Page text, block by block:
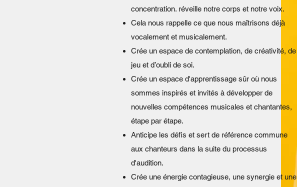
concentration. réveille notre corps et notre voix.
Cela nous rappelle ce que nous maîtrisons déjà
vocalement et musicalement.
Crée un espace de contemplation, de créativité, de
jeu et d’oubli de soi.
Crée un espace d'apprentissage sûr où nous
sommes inspirés et invités à développer de
nouvelles compétences musicales et chantantes,
étape par étape.
Anticipe les défis et sert de référence commune
aux chanteurs dans la suite du processus
d'audition.
Crée une énergie contagieuse, une synergie et une